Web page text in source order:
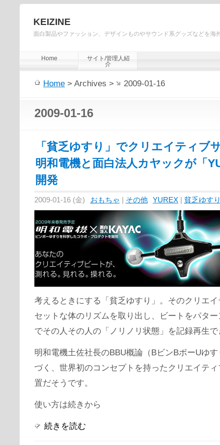
KEIZINE
面白製品やファッション、デザインものやサウンド系グッズなどを海
Home
サイト/管理人紹
介
Home > Archives > 2009-01-16
2009-01-16
「貧乏ゆすり」でクリエイティブ
明和電機と面白法人カヤックが「
開発
2009-01-16 (金) おもちゃ その他 YUREX |貧乏ゆす
考えるときにする「貧乏ゆすり」。そのクリエ
セットな体のリズムを取り出し、ビートをパタ
でその人その人の「ノリノリ状態」を記録再生
明和電機土佐社長のBBU概論（BビンBボーUゆ
づく、世界初のコンセプトを持ったクリエイテ
置だそうです。
使い方は続きから
続きを読む